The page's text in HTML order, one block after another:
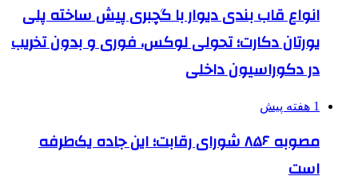
انواع قاب بندی دیوار با گچبری پیش ساخته پلی
یورتان دکارت؛ تحولی لوکس، فوری و بدون تخریب
در دکوراسیون داخلی
1 هفته پیش
مصوبه ۸۵۶ شورای رقابت؛ این جاده یک‌طرفه
است